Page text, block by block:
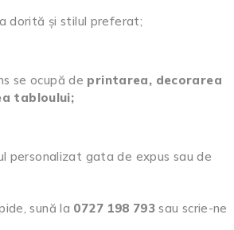
dorită și stilul preferat;
se ocupă de printarea, decorarea
tabloului;
personalizat gata de expus sau de
sună la 0727 198 793sau scrie-ne